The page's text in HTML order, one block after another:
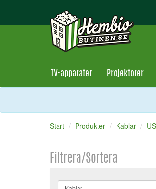
TV-apparater Projektorer
Start Produkter Kablar
Filtrera/Sortera